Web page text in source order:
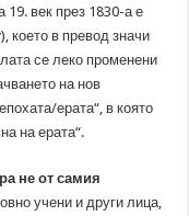
19. век през 1830-а е
), което в превод значи
се леко променени
на нов
ерата“, в която
на ерата“.
не от самия
учени и други лица,